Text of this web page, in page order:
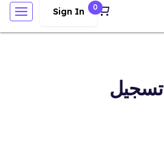
0
Sign In
تسجيل